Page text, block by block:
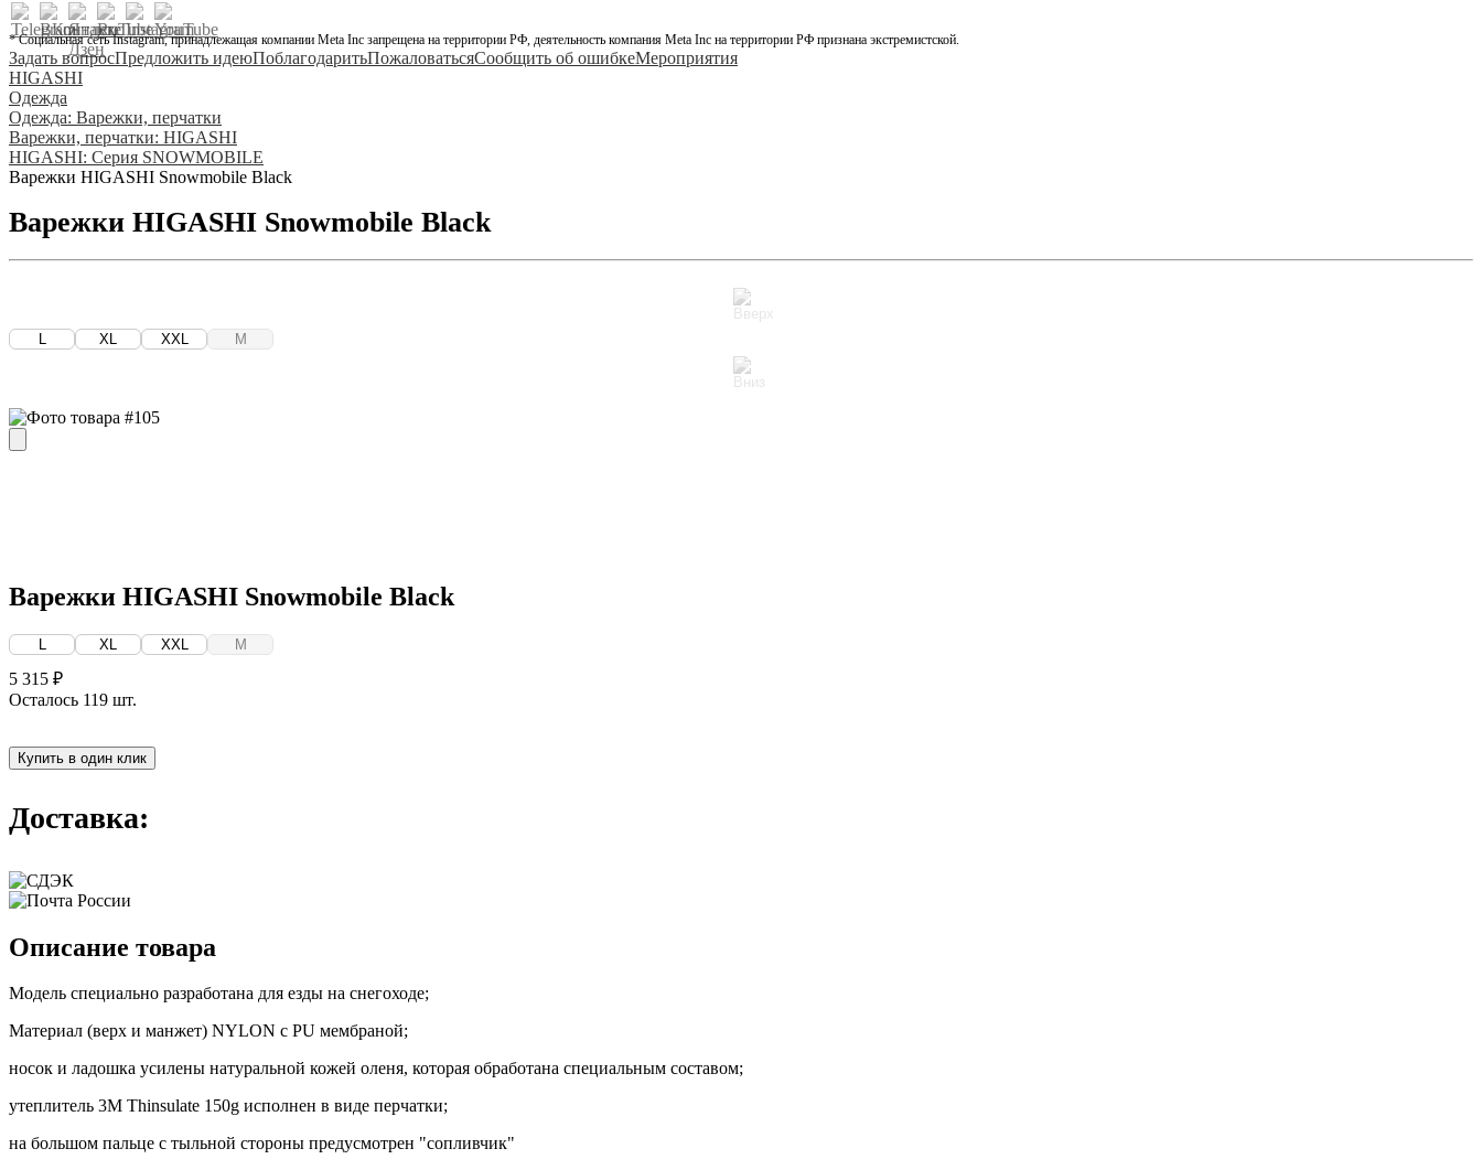
* Социальная сеть Instagram, принадлежащая компании Meta Inc запрещена на территории РФ, деятельность компания Meta Inc на территории РФ признана экстремистской.
Задать вопросПредложить идеюПоблагодаритьПожаловатьсяСообщить об ошибкеМероприятия
HIGASHI
Одежда
Одежда: Варежки, перчатки
Варежки, перчатки: HIGASHI
HIGASHI: Серия SNOWMOBILE
Варежки HIGASHI Snowmobile Black
Варежки HIGASHI Snowmobile Black
XL XXL M
Варежки HIGASHI Snowmobile Black
L XL XXL M
5 315 ₽
Осталось 119 шт.
Купить в один клик
Доставка:
Описание товара
Модель специально разработана для езды на снегоходе;
Материал (верх и манжет) NYLON с PU мембраной;
носок и ладошка усилены натуральной кожей оленя, которая обработана специальным составом;
утеплитель 3М Thinsulate 150g исполнен в виде перчатки;
на большом пальце с тыльной стороны предусмотрен "сопливчик"